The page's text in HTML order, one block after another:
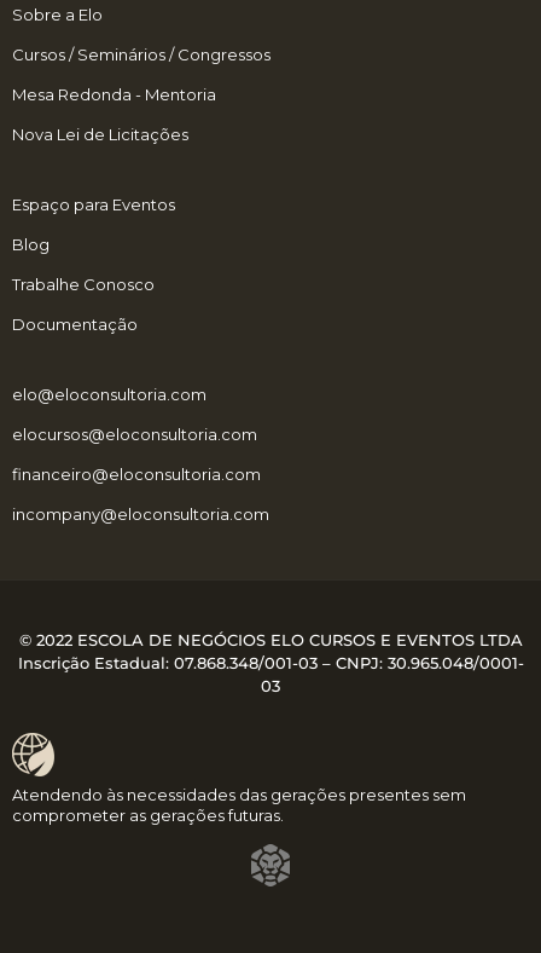
Sobre a Elo
Cursos / Seminários / Congressos
Mesa Redonda - Mentoria
Nova Lei de Licitações
Espaço para Eventos
Blog
Trabalhe Conosco
Documentação
elo@eloconsultoria.com
elocursos@eloconsultoria.com
financeiro@eloconsultoria.com
incompany@eloconsultoria.com
© 2022 ESCOLA DE NEGÓCIOS ELO CURSOS E EVENTOS LTDA
Inscrição Estadual: 07.868.348/001-03 – CNPJ: 30.965.048/0001-
03
Atendendo às necessidades das gerações presentes sem
comprometer as gerações futuras.